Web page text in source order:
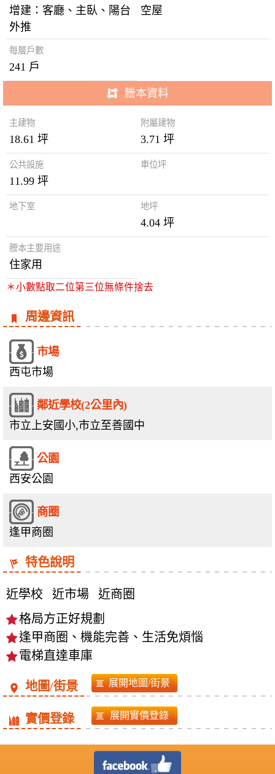
增建：客廳、主臥、陽台
外推
空屋
每層戶數
241 戶
謄本資料
主建物
18.61 坪
附屬建物
3.71 坪
公共設施
11.99 坪
車位坪
地下室 地坪
4.04 坪
謄本主要用途
住家用
＊小數點取二位第三位無條件捨去
周邊資訊
市場
西屯市場
鄰近學校(2公里內)
市立上安國小,市立至善國中
公園
西安公園
商圈
逢甲商圈
特色說明
近學校 近市場
近商圈
格局方正好規劃
逢甲商圈、機能完善、生活免煩惱
電梯直達車庫
地圖/街景
實價登錄